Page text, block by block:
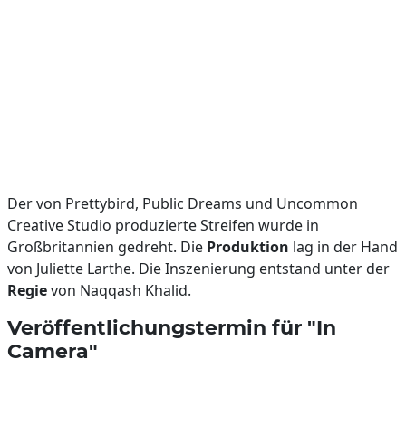
Der von Prettybird, Public Dreams und Uncommon
Creative Studio produzierte Streifen wurde in
Großbritannien gedreht. Die Produktion lag in der Hand
von Juliette Larthe. Die Inszenierung entstand unter der
Regievon Naqqash Khalid.
Veröffentlichungstermin für "In
Camera"